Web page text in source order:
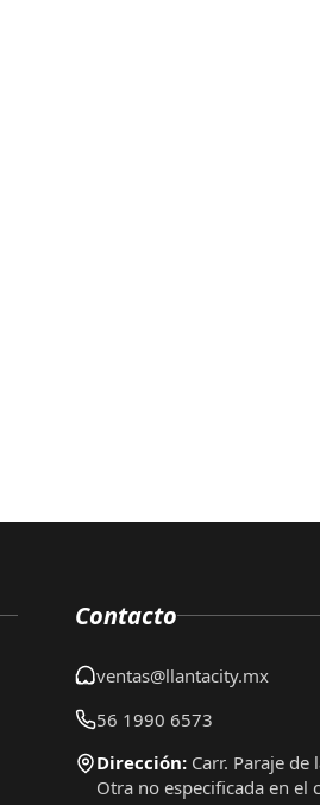
Contacto
ventas@llantacity.mx
56 1990 6573
Dirección: Carr. Paraje de
Otra no especificada en el